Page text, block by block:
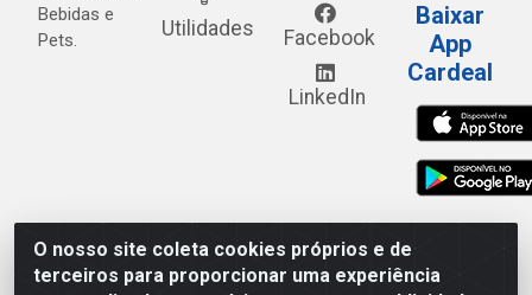
O nosso site coleta cookies próprios e de
terceiros para proporcionar uma experiência
Bebidas e
Pets.
Utilidades Facebook
LinkedIn
Baixar
App
Cardeal
Cardeal Distribuidora - Estrada Alto do Moura, 582 - Alto
do Moura - Caruaru/PE - CEP 55.040-120 - CNPJ